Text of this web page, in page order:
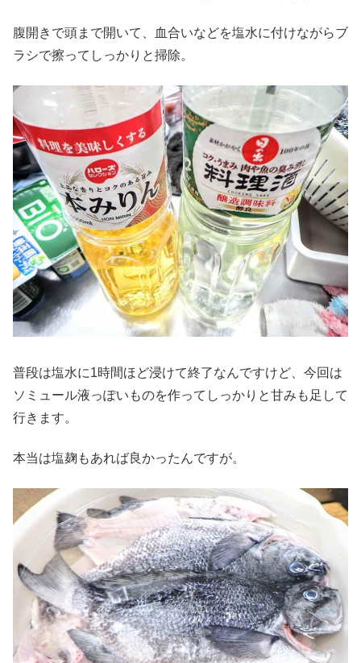
腹開きで頭まで開いて、血合いなどを塩水に付けながらブ
ラシで擦ってしっかりと掃除。
普段は塩水に1時間ほど浸けて終了なんですけど、今回は
ソミュール液っぽいものを作ってしっかりと甘みも足して
行きます。
本当は塩麹もあれば良かったんですが。